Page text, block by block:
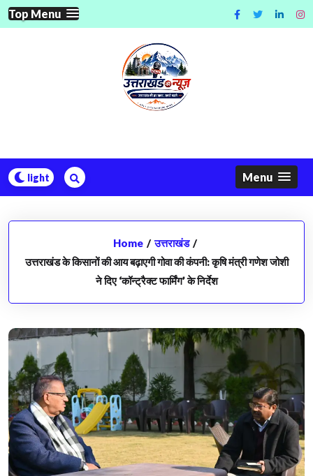
Skip
to
Top Menu
Menu
Home / उत्तराखंड /
उत्तराखंड के किसानों की आय बढ़ाएगी गोवा की कंपनी: कृषि मंत्री गणेश जोशी
ने दिए ‘कॉन्ट्रैक्ट फार्मिंग’ के निर्देश